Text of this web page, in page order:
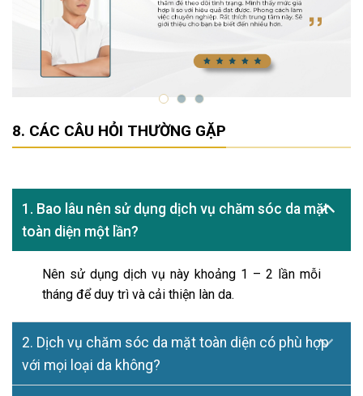
CÁC CÂU HỎI THƯỜNG GẶP
1. Bao lâu nên sử dụng dịch vụ chăm sóc da mặt
toàn diện một lần?
Nên sử dụng dịch vụ này khoảng 1 – 2 lần mỗi
tháng để duy trì và cải thiện làn da.
2. Dịch vụ chăm sóc da mặt toàn diện có phù hợp
với mọi loại da không?